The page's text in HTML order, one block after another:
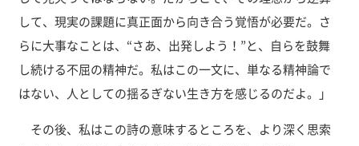
して、現実の課題に真正面から向き合う覚悟が必要だ。さ
らに大事なことは、“さあ、出発しよう！”と、自らを鼓舞
し続ける不屈の精神だ。私はこの一文に、単なる精神論で
はない、人としての揺るぎない生き方を感じるのだよ。」
その後、私はこの詩の意味するところを、より深く思索